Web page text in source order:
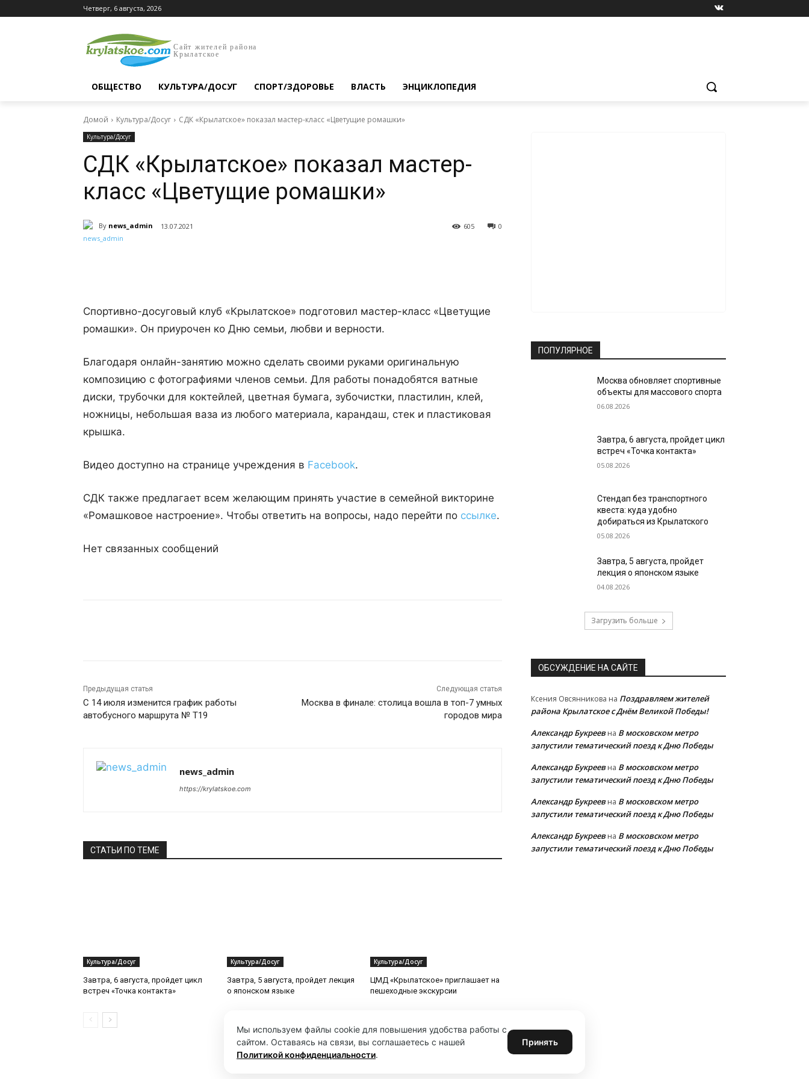
Четверг, 6 августа, 2026
Сайт жителей района
Крылатское
ОБЩЕСТВО КУЛЬТУРА/ДОСУГ СПОРТ/ЗДОРОВЬЕ ВЛАСТЬ ЭНЦИКЛОПЕДИЯ
Домой Культура/Досуг СДК «Крылатское» показал мастер-класс «Цветущие ромашки»
Культура/Досуг
СДК «Крылатское» показал мастер-
класс «Цветущие ромашки»
By news_admin 13.07.2021 0
605
Спортивно-досуговый клуб «Крылатское» подготовил мастер-класс «Цветущие
ромашки». Он приурочен ко Дню семьи, любви и верности.
Благодаря онлайн-занятию можно сделать своими руками оригинальную
композицию с фотографиями членов семьи. Для работы понадобятся ватные
диски, трубочки для коктейлей, цветная бумага, зубочистки, пластилин, клей,
ножницы, небольшая ваза из любого материала, карандаш, стек и пластиковая
крышка.
Видео доступно на странице учреждения в Facebook.
СДК также предлагает всем желающим принять участие в семейной викторине
«Ромашковое настроение». Чтобы ответить на вопросы, надо перейти по ссылке.
Нет связанных сообщений
Предыдущая статья
С 14 июля изменится график работы
автобусного маршрута № Т19
Следующая статья
Москва в финале: столица вошла в топ-7 умных
городов мира
news_admin
https://krylatskoe.com
СТАТЬИ ПО ТЕМЕ
Культура/Досуг
Завтра, 6 августа, пройдет цикл
встреч «Точка контакта»
Культура/Досуг
Завтра, 5 августа, пройдет лекция
о японском языке
Культура/Досуг
ЦМД «Крылатское» приглашает на
пешеходные экскурсии
ПОПУЛЯРНОЕ
Москва обновляет спортивные
объекты для массового спорта
06.08.2026
Завтра, 6 августа, пройдет цикл
встреч «Точка контакта»
05.08.2026
Стендап без транспортного
квеста: куда удобно
добираться из Крылатского
05.08.2026
Завтра, 5 августа, пройдет
лекция о японском языке
04.08.2026
Загрузить больше
ОБСУЖДЕНИЕ НА САЙТЕ
Ксения Овсянникова на Поздравляем жителей
района Крылатское с Днём Великой Победы!
Александр Букреевна В московском метро
запустили тематический поезд к Дню Победы
Александр Букреевна В московском метро
запустили тематический поезд к Дню Победы
Александр Букреевна В московском метро
запустили тематический поезд к Дню Победы
Александр Букреевна В московском метро
запустили тематический поезд к Дню Победы
Мы используем файлы cookie для повышения удобства работы с
сайтом. Оставаясь на связи, вы соглашаетесь с нашей
Политикой конфиденциальности.
Принять